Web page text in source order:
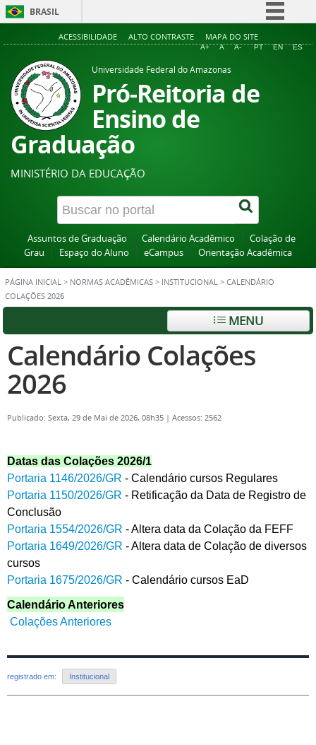
BRASIL
Simplifique!
Acesso à informação
ACESSIBILIDADE ALTO CONTRASTE MAPA DO SITE
A+ A A- PT EN ES
Universidade Federal do Amazonas
Pró-Reitoria de
Ensino de
Graduação
MINISTÉRIO DA EDUCAÇÃO
Assuntos de Graduação Calendário Acadêmico
Colação de
Grau
Espaço do Aluno eCampus Orientação Acadêmica
PÁGINA INICIAL > NORMAS ACADÊMICAS > INSTITUCIONAL > CALENDÁRIO
COLAÇÕES 2026
MENU
Calendário Colações
2026
Publicado: Sexta, 29 de Mai de 2026, 08h35 | Acessos: 2562
Datas das Colações 2026/1
Portaria 1146/2026/GR - Calendário cursos Regulares
Portaria 1150/2026/GR - Retificação da Data de Registro de
Conclusão
Portaria 1554/2026/GR - Altera data da Colação da FEFF
Portaria 1649/2026/GR - Altera data de Colação de diversos
cursos
Portaria 1675/2026/GR - Calendário cursos EaD
Calendário Anteriores
Colações Anteriores
registrado em: Institucional